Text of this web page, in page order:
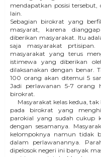
mendapatkan posisi
lain.
Sebagian birokrat yang
masyarat, karena
diberikan masyarakat. Itu
saja masyarakat
masyarakat yang terus
istimewa yang diberikan
dilaksanakan dengan benar.
100 orang akan ditemui 5
Jadi perlawanan 5-7 orang
birokrat.
Masyarakat kelas kedua,
pada birokrat yang
parokial yang sudah cukup
dengan sesamanya.
kelompoknya namun tidak
dalam perlawanannya.
dipelosok negeri ini banyak